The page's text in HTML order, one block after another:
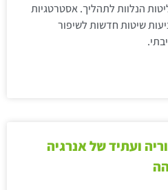
הנלוות לתהליך. אסטרטגיות
שיטות חדשות לשיפור
ועתיד של אנרגיה